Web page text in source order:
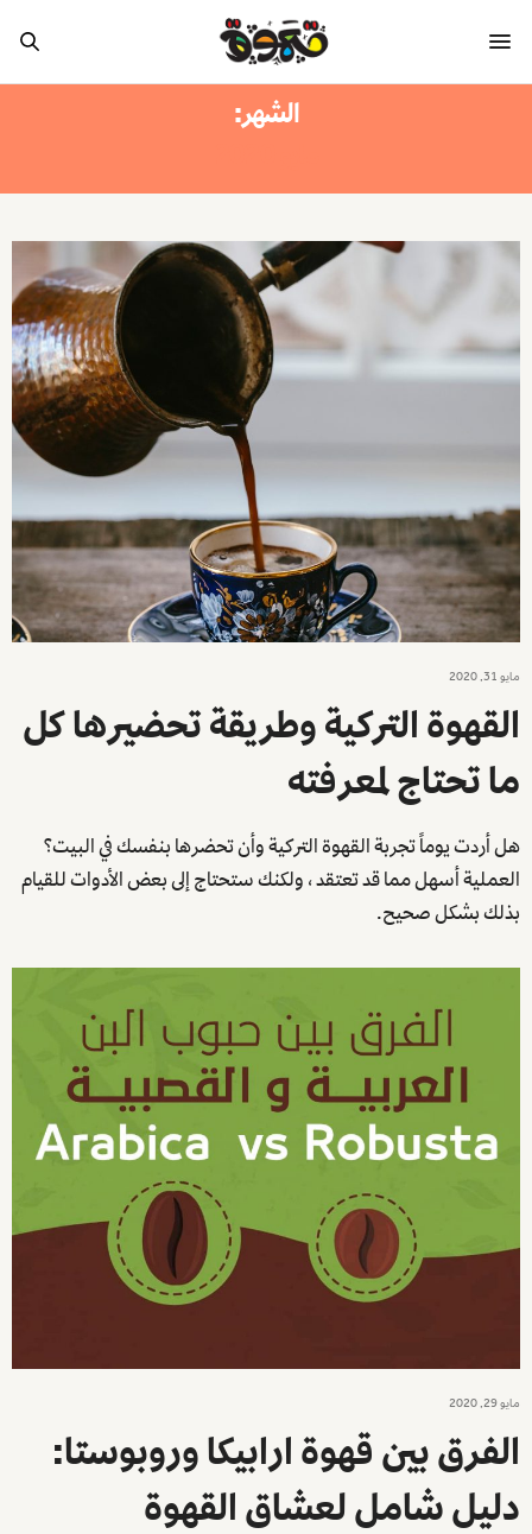
الشهر:
مايو 31, 2020
القهوة التركية وطريقة تحضيرها كل
ما تحتاج لمعرفته
هل أردت يوماً تجربة القهوة التركية وأن تحضرها بنفسك في البيت؟
العملية أسهل مما قد تعتقد ، ولكنك ستحتاج إلى بعض الأدوات للقيام
بذلك بشكل صحيح.
مايو 29, 2020
الفرق بين قهوة ارابيكا وروبوستا:
دليل شامل لعشاق القهوة